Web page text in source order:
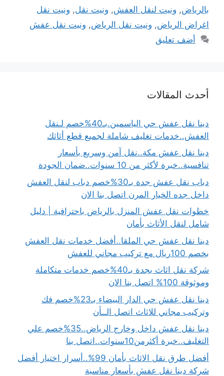
بالرياض, ونيت لنقل العفش, ونيت نقل, ونيت نقل
اغراض الرياض, ونيت نقل الرياض, ونيت نقل عفش
أضف تعليق
أحدث المقالات
دينا نقل عفش حي الياسمين.بـ40%خصم لـنقل
العفش..خدمات تغليف شاملة لجميع قطع أثاثك
دينا نقل عفش مكة..نقل آمن وسريع بأسعار
تنافسية..خبرة لأكثر من 10 سنوات..ضمان الجودة
دباب نقل عفش جدة بـ30%خصم دباب لنقل العفش
داخل جده الخيار المرن اتصل بنا الان
خطوات نقل عفش المنزل بالرياض باحترافية | دليل
شامل لنقل الأثاث بأمان
دينا نقل عفش حي الملقا..أفضل خدمات نقل العفش
بخصم 100ريال مع تركيب مجاني للعفش
شركة نقل اثاث بجدة بـ40%خصم خدمات متكاملة
وموثوقة 100% اتصل بنا الان
دينا نقل عفش حي الدار البيضاء بـ23%خصم فك
وتركيب مجاني للاثاث اتصل الــأن
دينا نقل عفش داخل وخارج الرياض..35%خصم علي
التغليف..خبرة أكثرمن10سنوات..اتصل بنا
أفضل طرق نقل الاثاث بأمان 99%..أسرار اختيار أفضل
شركة دينا نقل عفش بأسعار مناسبة